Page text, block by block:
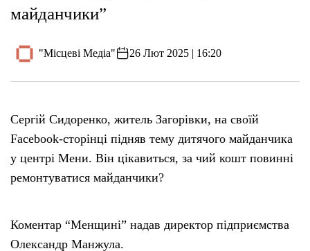
майданчики”
"Місцеві Медіа" 26 Лют 2025 | 16:20
Сергій Сидоренко, житель Загорівки, на своїй
Facebook-сторінці підняв тему дитячого майданчика
у центрі Мени. Він цікавиться, за чий кошт повинні
ремонтуватися майданчики?
Коментар “Менщині” надав директор підприємства
Олександр Манжула.